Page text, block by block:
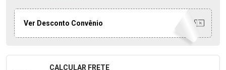
Ver Desconto Convênio
CALCULAR FRETE